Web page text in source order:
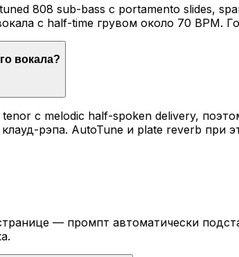
808 sub-bass с portamento slides,
с half-time грувом около 70 BPM.
вокала?
с melodic half-spoken delivery,
рэпа. AutoTune и plate reverb при
— промпт автоматически